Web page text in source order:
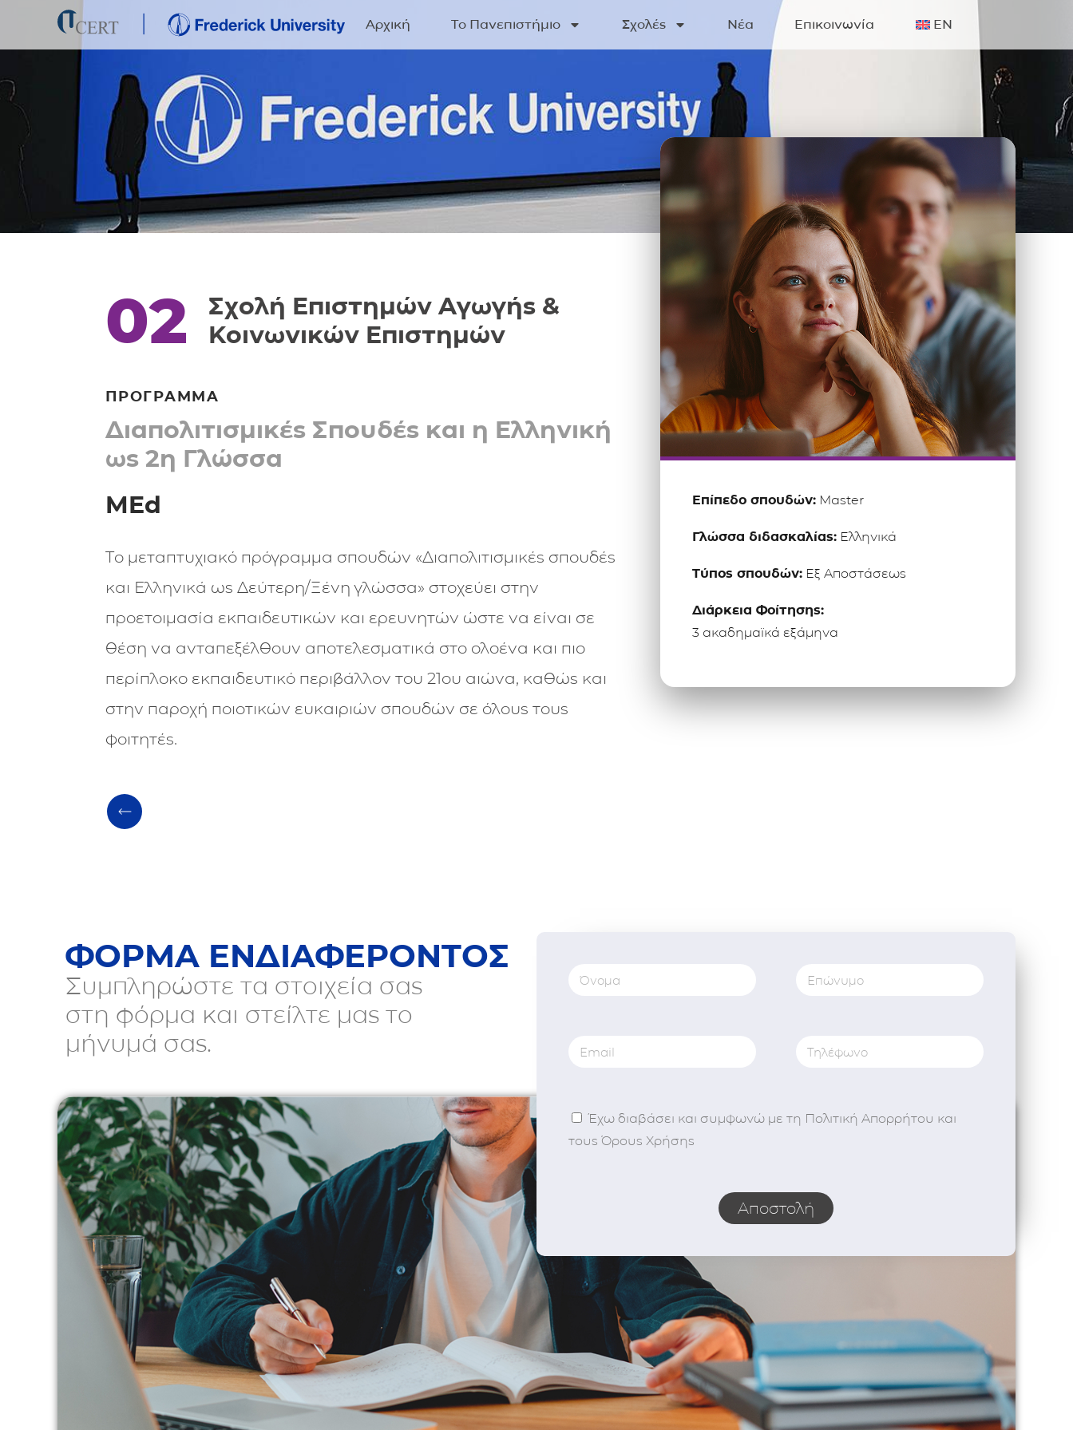
Αρχική Το Πανεπιστήμιο Σχολές Νέα Επικοινωνία EN
02
Σχολή Επιστημών Αγωγής &
Κοινωνικών Επιστημών
ΠΡΟΓΡΑΜΜΑ
Διαπολιτισμικές Σπουδές και η Ελληνική
ως 2η Γλώσσα
MEd
Το μεταπτυχιακό πρόγραμμα σπουδών «Διαπολιτισμικές σπουδές
και Ελληνικά ως Δεύτερη/Ξένη γλώσσα» στοχεύει στην
προετοιμασία εκπαιδευτικών και ερευνητών ώστε να είναι σε
θέση να ανταπεξέλθουν αποτελεσματικά στο ολοένα και πιο
περίπλοκο εκπαιδευτικό περιβάλλον του 21ου αιώνα, καθώς και
στην παροχή ποιοτικών ευκαιριών σπουδών σε όλους τους
φοιτητές.
Επίπεδο σπουδών: Master
Γλώσσα διδασκαλίας: Ελληνικά
Τύπος σπουδών: Εξ Αποστάσεως
Διάρκεια Φοίτησης:
3 ακαδημαϊκά εξάμηνα
ΦΟΡΜΑ ΕΝΔΙΑΦΕΡΟΝΤΟΣ
Συμπληρώστε τα στοιχεία σας
στη φόρμα και στείλτε μας το
μήνυμά σας.
Έχω διαβάσει και συμφωνώ με τη Πολιτική Απορρήτου και
τους Όρους Χρήσης
Αποστολή